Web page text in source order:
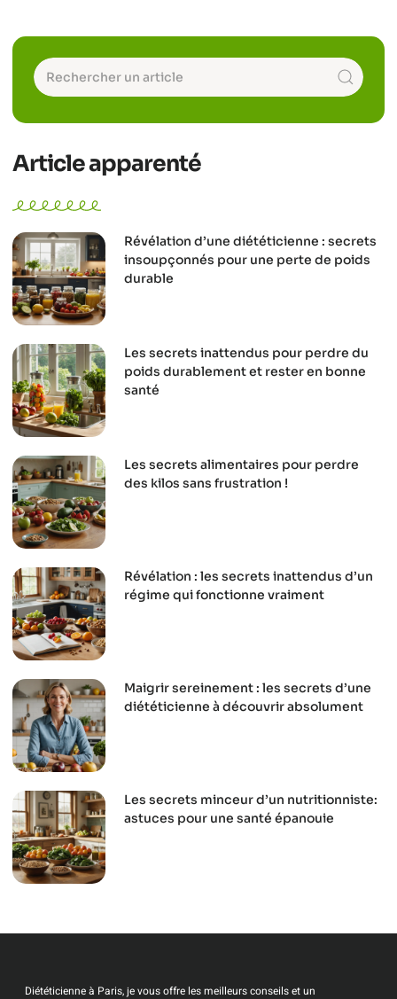
Article apparenté
Révélation d’une diététicienne : secrets
insoupçonnés pour une perte de poids
durable
Les secrets inattendus pour perdre du
poids durablement et rester en bonne
santé
Les secrets alimentaires pour perdre
des kilos sans frustration !
Révélation : les secrets inattendus d’un
régime qui fonctionne vraiment
Maigrir sereinement : les secrets d’une
diététicienne à découvrir absolument
Les secrets minceur d’un nutritionniste:
astuces pour une santé épanouie
Diététicienne à Paris, je vous offre les meilleurs conseils et un